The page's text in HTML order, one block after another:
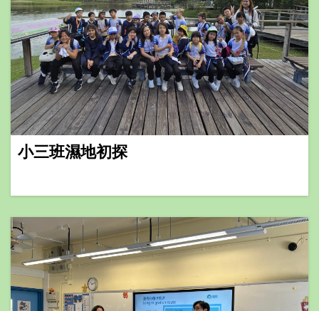
小三班濕地初探